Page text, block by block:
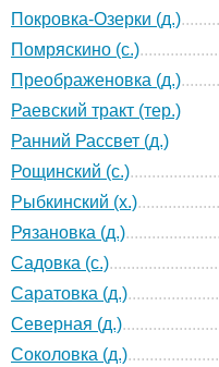
Покровка-Озерки (д.)
Помряскино (с.)
Преображеновка (д.)
Раевский тракт (тер.)
Ранний Рассвет (д.)
Рощинский (с.)
Рыбкинский (х.)
Рязановка (д.)
Садовка (с.)
Саратовка (д.)
Северная (д.)
Соколовка (д.)